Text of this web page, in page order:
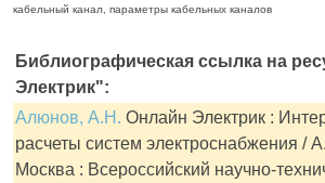
кабельный канал, параметры кабельных каналов
Библиографическая ссылка на
Электрик":
Алюнов, А.Н. Онлайн Электрик :
расчеты систем электроснабжения /
Москва : Всероссийский научно-